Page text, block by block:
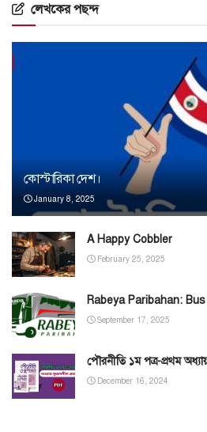
লেখকের পছন্দ
কোস্টারিকা দেশ।
January 8, 2025
A Happy Cobbler
February 25, 2025
Rabeya Paribahan:
September 17, 2025
পৌরনীতি ১ম পত্র-প্রথম
December 16, 2024